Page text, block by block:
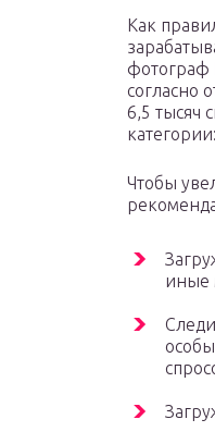
Как
фотограф
согласно
6,5 тысяч
Чтобы
иные